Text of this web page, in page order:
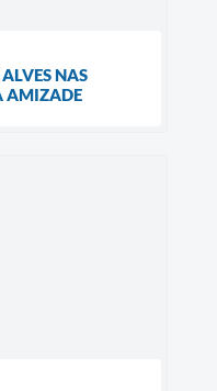
NAS
AMIZADE